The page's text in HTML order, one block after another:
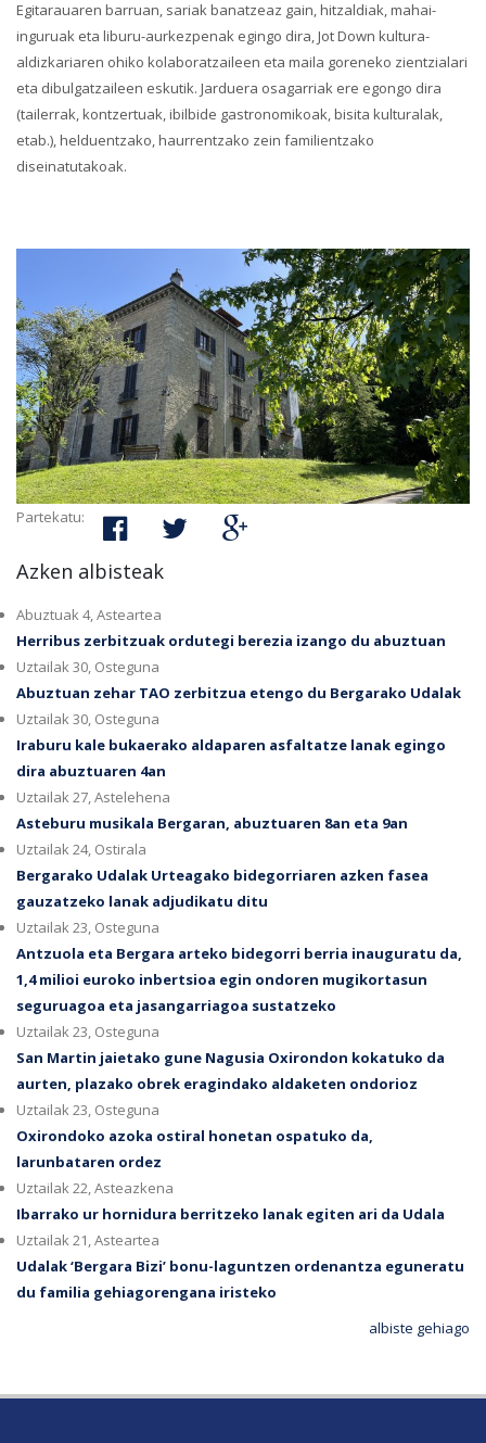
Egitarauaren barruan, sariak banatzeaz gain, hitzaldiak, mahai-
inguruak eta liburu-aurkezpenak egingo dira, Jot Down kultura-
aldizkariaren ohiko kolaboratzaileen eta maila goreneko zientzialari
eta dibulgatzaileen eskutik. Jarduera osagarriak ere egongo dira
(tailerrak, kontzertuak, ibilbide gastronomikoak, bisita kulturalak,
etab.), helduentzako, haurrentzako zein familientzako
diseinatutakoak.
Partekatu:
Azken albisteak
Abuztuak 4, Asteartea
Herribus zerbitzuak ordutegi berezia izango du abuztuan
Uztailak 30, Osteguna
Abuztuan zehar TAO zerbitzua etengo du Bergarako Udalak
Uztailak 30, Osteguna
Iraburu kale bukaerako aldaparen asfaltatze lanak egingo
dira abuztuaren 4an
Uztailak 27, Astelehena
Asteburu musikala Bergaran, abuztuaren 8an eta 9an
Uztailak 24, Ostirala
Bergarako Udalak Urteagako bidegorriaren azken fasea
gauzatzeko lanak adjudikatu ditu
Uztailak 23, Osteguna
Antzuola eta Bergara arteko bidegorri berria inauguratu da,
1,4 milioi euroko inbertsioa egin ondoren mugikortasun
seguruagoa eta jasangarriagoa sustatzeko
Uztailak 23, Osteguna
San Martin jaietako gune Nagusia Oxirondon kokatuko da
aurten, plazako obrek eragindako aldaketen ondorioz
Uztailak 23, Osteguna
Oxirondoko azoka ostiral honetan ospatuko da,
larunbataren ordez
Uztailak 22, Asteazkena
Ibarrako ur hornidura berritzeko lanak egiten ari da Udala
Uztailak 21, Asteartea
Udalak ‘Bergara Bizi’ bonu-laguntzen ordenantza eguneratu
du familia gehiagorengana iristeko
albiste gehiago